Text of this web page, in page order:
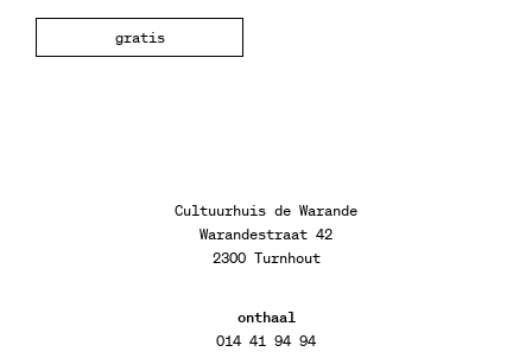
gratis
Cultuurhuis de Warande
Warandestraat 42
2300 Turnhout
onthaal
014 41 94 94